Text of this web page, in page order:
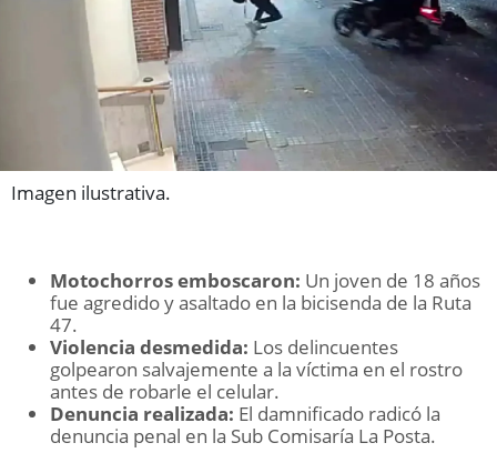
Imagen ilustrativa.
Motochorros emboscaron: Un joven de 18 años
fue agredido y asaltado en la bicisenda de la Ruta
47.
Violencia desmedida: Los delincuentes
golpearon salvajemente a la víctima en el rostro
antes de robarle el celular.
Denuncia realizada: El damnificado radicó la
denuncia penal en la Sub Comisaría La Posta.